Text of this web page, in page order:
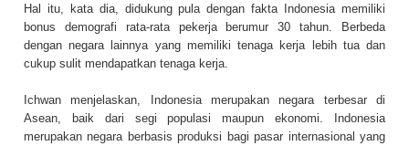
Hal itu, kata dia, didukung pula dengan fakta Indonesia memiliki
bonus demografi rata-rata pekerja berumur 30 tahun. Berbeda
dengan negara lainnya yang memiliki tenaga kerja lebih tua dan
cukup sulit mendapatkan tenaga kerja.
Ichwan menjelaskan, Indonesia merupakan negara terbesar di
Asean, baik dari segi populasi maupun ekonomi. Indonesia
merupakan negara berbasis produksi bagi pasar internasional yang